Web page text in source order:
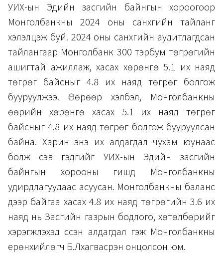
УИХ-ын Эдийн засгийн байнгын хороогоор
Монголбанкны 2024 оны санхүүгийн тайланг
хэлэлцэж буй. 2024 оны санхүүгийн аудитлагдсан
тайлангаар Монголбанк 300 тэрбум төгрөгийн
ашигтай ажиллаж, хасах хөрөнгө 5.1 их наяд
төгрөг байсныг 4.8 их наяд төгрөг болгож
бууруулжээ. Өөрөөр хэлбэл, Монголбанкны
өөрийн хөрөнгө хасах 5.1 их наяд төгрөг
байсныг 4.8 их наяд төгрөг болгож бууруулсан
байна. Харин энэ их алдагдал чухам юунаас
болж үүсэв гэдгийг УИХ-ын Эдийн засгийн
байнгын хорооны гишүүд Монголбанкны
удирдлагуудаас асуусан. Монголбанкны баланс
дээр байгаа хасах 4.8 их наяд төгрөгийн 3.6 их
наяд нь Засгийн газрын бодлого, хөтөлбөрийг
хэрэгжүүлэхэд үүссэн алдагдал гэж Монголбанкны
ерөнхийлөгч Б.Лхагвасүрэн онцолсон юм.